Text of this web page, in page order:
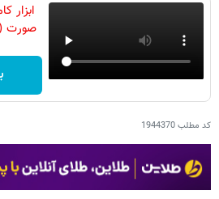
ابزار
صورت
کد مطلب1944370